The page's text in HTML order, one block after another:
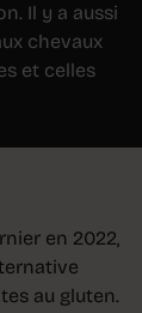
Il y a aussi
chevaux
et celles
en 2022,
au gluten.